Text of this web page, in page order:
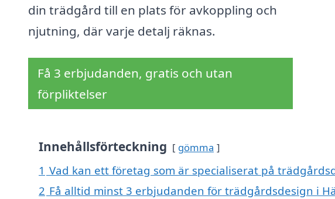
din trädgård till en plats för avkoppling och
njutning, där varje detalj räknas.
Få 3 erbjudanden, gratis och utan
förpliktelser
Innehållsförteckning gömma
1 Vad kan ett företag som är specialiserat på
2 Få alltid minst 3 erbjudanden för trädgårdsdesign i